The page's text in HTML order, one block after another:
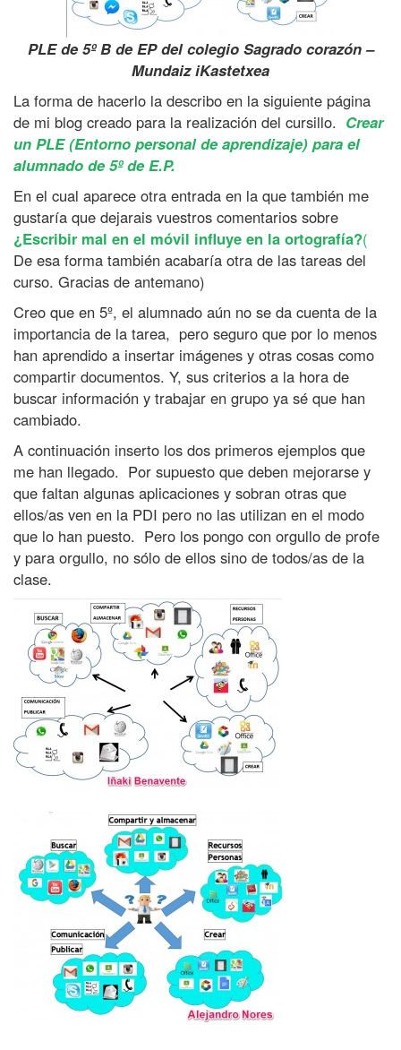
PLE de 5º B de EP del colegio Sagrado corazón –
Mundaiz iKastetxea
La forma de hacerlo la describo en la siguiente página
de mi blog creado para la realización del cursillo. Crear
un PLE (Entorno personal de aprendizaje) para el
alumnado de 5º de E.P.
En el cual aparece otra entrada en la que también me
gustaría que dejarais vuestros comentarios sobre
¿Escribir mal en el móvil influye en la ortografía?(
De esa forma también acabaría otra de las tareas del
curso. Gracias de antemano)
Creo que en 5º, el alumnado aún no se da cuenta de la
importancia de la tarea, pero seguro que por lo menos
han aprendido a insertar imágenes y otras cosas como
compartir documentos. Y, sus criterios a la hora de
buscar información y trabajar en grupo ya sé que han
cambiado.
A continuación inserto los dos primeros ejemplos que
me han llegado. Por supuesto que deben mejorarse y
que faltan algunas aplicaciones y sobran otras que
ellos/as ven en la PDI pero no las utilizan en el modo
que lo han puesto. Pero los pongo con orgullo de profe
y para orgullo, no sólo de ellos sino de todos/as de la
clase.